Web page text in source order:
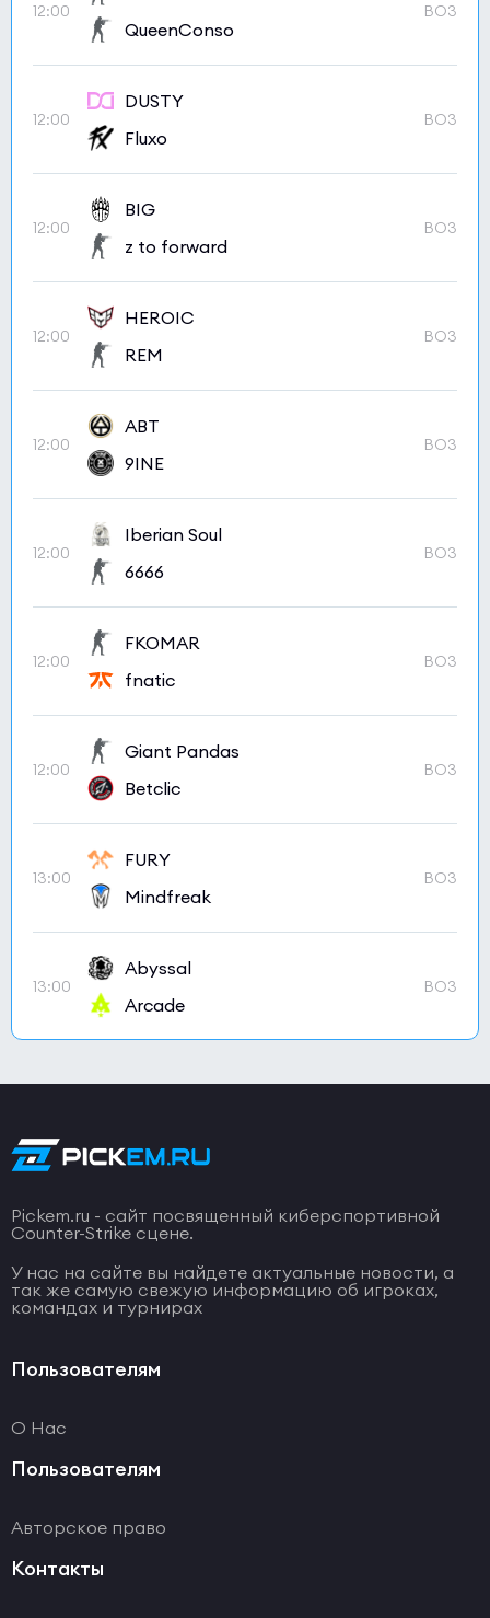
12:00
QueenConso
BO3
12:00
DUSTY
Fluxo
BO3
12:00
BIG
z to forward
BO3
12:00
HEROIC
REM
BO3
12:00
ABT
9INE
BO3
12:00
Iberian Soul
6666
BO3
12:00
FKOMAR
fnatic
BO3
12:00
Giant Pandas
Betclic
BO3
13:00
FURY
Mindfreak
BO3
13:00
Abyssal
Arcade
BO3
Pickem.ru - сайт посвященный киберспортивной
Counter-Strike сцене.
У нас на сайте вы найдете актуальные новости, а
так же самую свежую информацию об игроках,
командах и турнирах
Пользователям
О Нас
Пользователям
Авторское право
Контакты